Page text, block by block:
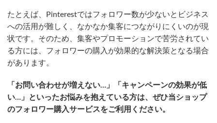
たとえば、Pinterestではフォロワー数が少ないとビジネス
への活用が難しく、なかなか集客につながりにくいのが現
状です。そのため、集客やプロモーションで苦労されてい
る方には、フォロワーの購入が効果的な解決策となる場合
があります。
「お問い合わせが増えない…」「キャンペーンの効果が低
い…」といったお悩みを抱えている方は、ぜひ当ショップ
のフォロワー購入サービスをご利用ください。